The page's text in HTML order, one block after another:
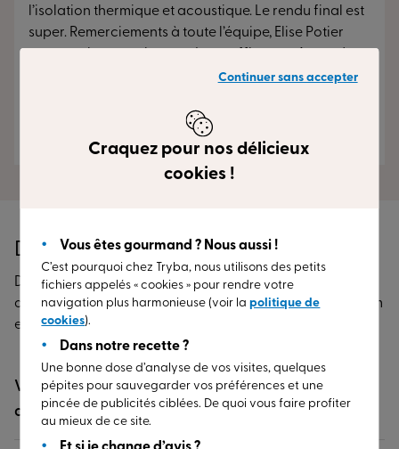
l’isolation thermique et acoustique. Le rendu final est
super. Remerciements à toute l’équipe, Elise Potier
Cuesta pour son très bon contact commercial
pour leur professionnalisme.
il y a 11 mois
Détendez-vous, on s'occupe de tout.
De la première esquisse jusqu'aux démarches
administratives, profitez d'un accompagnement premium
et sans mauvaise surprise.
Vais-je devoir gérer les démarches
administratives ?
Continuer sans accepter
Craquez pour nos délicieux
cookies !
Vous êtes gourmand ? Nous aussi !
C’est pourquoi chez Tryba, nous utilisons des petits
fichiers appelés « cookies » pour rendre votre
navigation plus harmonieuse (voir lapolitique de
cookies).
Dans notre recette ?
Une bonne dose d’analyse de vos visites, quelques
pépites pour sauvegarder vos préférences et une
pincée de publicités ciblées. De quoi vous faire profiter
au mieux de ce site.